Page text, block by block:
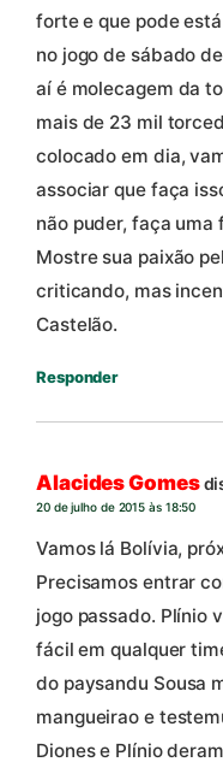
forte e que pode
no jogo de sábado
aí é molecagem da
mais de 23 mil
colocado em dia,
associar que faça
não puder, faça uma
Mostre sua paixão
criticando, mas
Castelão.
Responder
Alacides Gomes
20 de julho de 2015 às 18:50
Vamos lá Bolívia,
Precisamos entrar
jogo passado. Plínio
fácil em qualquer
do paysandu Sousa
mangueirao e
Diones e Plínio